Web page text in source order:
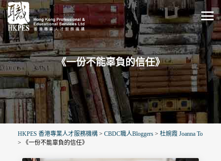
《一份不能辜負的信任》
HKPES 香港專業人才服務機構 > CBDC職人Bloggers > 杜婉霞 Joanna To
>
《一份不能辜負的信任》